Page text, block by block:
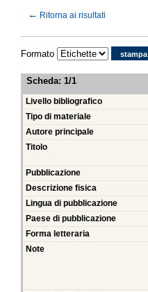
← Ritorna ai risultati
Formato stampa
Scheda: 1/1
Livello bibliografico
Tipo di materiale
Autore principale
Titolo
Pubblicazione
Descrizione fisica
Lingua di pubblicazione
Paese di pubblicazione
Forma letteraria
Note